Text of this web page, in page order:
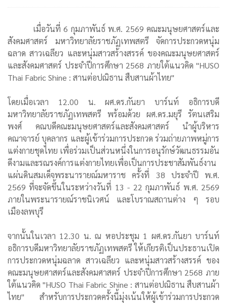
เมื่อวันที่ 6 กุมภาพันธ์ พ.ศ. 2569 คณะมนุษยศาสตร์และ
สังคมศาสตร์ มหาวิทยาลัยราชภัฏเทพสตรี จัดการประกวดหนุ่ม
ฉลาด สาวเฉลียว และหนุ่มสาวสร้างสรรค์ ของคณะมนุษยศาสตร์
และสังคมศาสตร์ ประจำปีการศึกษา 2568 ภายใต้แนวคิด "HUSO
Thai Fabric Shine : สานต่อปณิธาน สืบสานผ้าไทย"
โดยเมื่อเวลา 12.00 น. ผศ.ดร.กันยา บาร์นท์ อธิการบดี
มหาวิทยาลัยราชภัฏเทพสตรี พร้อมด้วย ผศ.ดร.มยุรี รัตนเสริม
พงศ์ คณบดีคณะมนุษยศาสตร์และสังคมศาสตร์ นำผู้บริหาร
คณาจารย์ บุคลากร และผู้เข้าร่วมการประกวด ร่วมถ่ายภาพหมู่การ
แต่งกายชุดไทย เพื่อร่วมเป็นส่วนหนึ่งในการอนุรักษ์วัฒนธรรมอัน
ดีงามและรณรงค์การแต่งกายไทยเพื่อเป็นการประชาสัมพันธ์งาน
แผ่นดินสมเด็จพระนารายณ์มหาราช ครั้งที่ 38 ประจำปี พ.ศ.
2569 ที่จะจัดขึ้นในระหว่างวันที่ 13 - 22 กุมภาพันธ์ พ.ศ. 2569
ภายในพระนารายณ์ราชนิเวศน์ และโบราณสถานต่าง ๆ รอบ
เมืองลพบุรี
จากนั้นในเวลา 12.30 น. ณ หอประชุม 1 ผศ.ดร.กันยา บาร์นท์
อธิการบดีมหาวิทยาลัยราชภัฏเทพสตรี ให้เกียรติเป็นประธานเปิด
การประกวดหนุ่มฉลาด สาวเฉลียว และหนุ่มสาวสร้างสรรค์ ของ
คณะมนุษยศาสตร์และสังคมศาสตร์ ประจำปีการศึกษา 2568 ภาย
ใต้แนวคิด "HUSO Thai Fabric Shine : สานต่อปณิธาน สืบสานผ้า
ไทย" สำหรับการประกวดครั้งนี้มุ่งเน้นให้ผู้เข้าร่วมการประกวด